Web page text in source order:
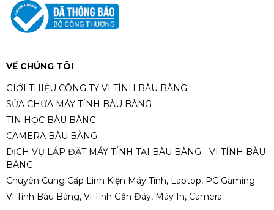
VỀ CHÚNG TÔI
GIỚI THIỆU CÔNG TY VI TÍNH BÀU BÀNG
SỬA CHỮA MÁY TÍNH BÀU BÀNG
TIN HỌC BÀU BÀNG
CAMERA BÀU BÀNG
DỊCH VỤ LẮP ĐẶT MÁY TÍNH TẠI BÀU BÀNG - VI TÍNH BÀU
BÀNG
Chuyên Cung Cấp Linh Kiện Máy Tính, Laptop, PC Gaming
Vi Tính Bàu Bàng, Vi Tính Gần Đây, Máy In, Camera